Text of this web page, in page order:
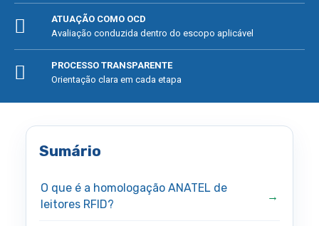
ATUAÇÃO COMO OCD
Avaliação conduzida dentro do escopo aplicável
PROCESSO TRANSPARENTE
Orientação clara em cada etapa
Sumário
O que é a homologação ANATEL de
leitores RFID?